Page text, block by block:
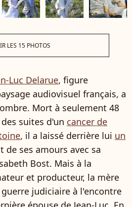
LES 15 PHOTOS
Luc Delarue, figure
audiovisuel français, a
Mort à seulement 48
suites d'un cancer de
, il a laissé derrière lui un
de ses amours avec sa
Bost. Mais à la
et producteur, la mère
judiciaire à l'encontre